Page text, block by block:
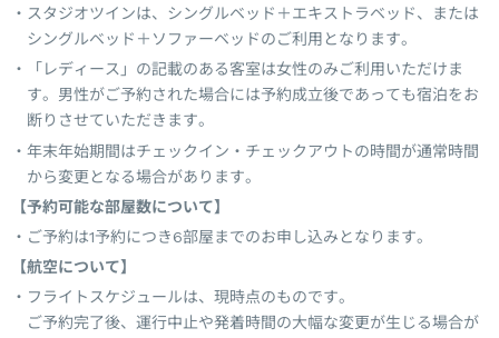
スタジオツインは、シングルベッド＋エキストラベッド、または
シングルベッド＋ソファーベッドのご利用となります。
「レディース」の記載のある客室は女性のみご利用いただけま
す。男性がご予約された場合には予約成立後であっても宿泊をお
断りさせていただきます。
年末年始期間はチェックイン・チェックアウトの時間が通常時間
から変更となる場合があります。
【予約可能な部屋数について】
ご予約は1予約につき6部屋までのお申し込みとなります。
【航空について】
フライトスケジュールは、現時点のものです。
ご予約完了後、運行中止や発着時間の大幅な変更が生じる場合が